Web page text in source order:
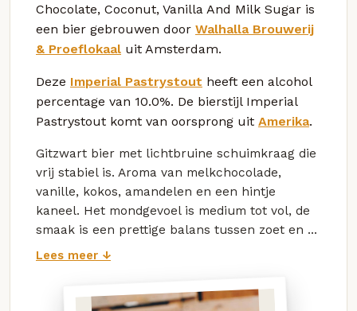
Chocolate, Coconut, Vanilla And Milk Sugar is
een bier gebrouwen door Walhalla Brouwerij
& Proeflokaal uit Amsterdam.
Deze Imperial Pastrystout heeft een alcohol
percentage van 10.0%. De bierstijl Imperial
Pastrystout komt van oorsprong uit Amerika.
Gitzwart bier met lichtbruine schuimkraag die
vrij stabiel is. Aroma van melkchocolade,
vanille, kokos, amandelen en een hintje
kaneel. Het mondgevoel is medium tot vol, de
smaak is een prettige balans tussen zoet en ...
Lees meer ↓